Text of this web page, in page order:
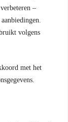
–
volgens
met het